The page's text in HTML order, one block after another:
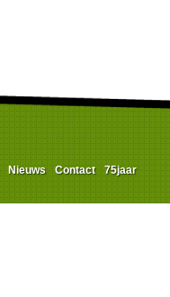
Nieuws Contact 75jaar